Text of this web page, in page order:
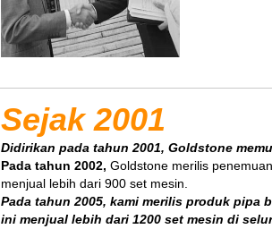
Sejak 2001
Didirikan pada tahun 2001, Goldstone
Pada tahun 2002, Goldstone merilis
menjual lebih dari 900 set mesin.
Pada tahun 2005, kami merilis produk pipa
ini menjual lebih dari 1200 set mesin di